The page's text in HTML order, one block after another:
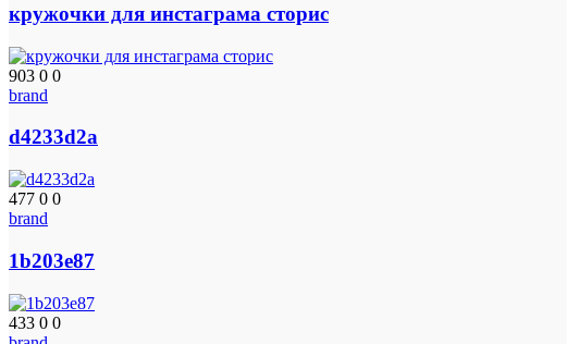
кружочки для инстаграма сторис
903 0 0
brand
d4233d2a
477 0 0
brand
1b203e87
433 0 0